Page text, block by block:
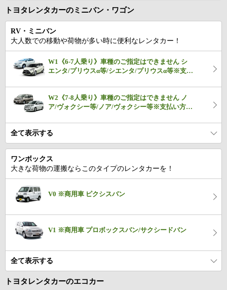
トヨタレンタカーのミニバン・ワゴン
RV・ミニバン
大人数での移動や荷物が多い時に便利なレンタカー！
W1《6-7人乗り》車種のご指定はできません シ
エンタ/プリウスα等/シエンタ/プリウスα等※支払
W2《7-8人乗り》車種のご指定はできません ノ
ア/ヴォクシー等/ノア/ヴォクシー等※支払い方
全て表示する
ワンボックス
大きな荷物の運搬ならこのタイプのレンタカーを！
V0 ※商用車 ピクシスバン
V1 ※商用車 プロボックスバン/サクシードバン
全て表示する
トヨタレンタカーのエコカー